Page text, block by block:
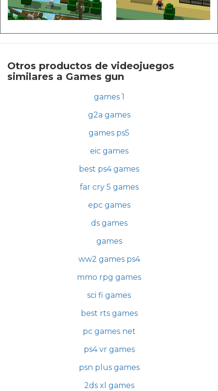
Otros productos de videojuegos
similares a Games gun
games 1
g2a games
games ps5
eic games
best ps4 games
far cry 5 games
epc games
ds games
games
ww2 games ps4
mmo rpg games
sci fi games
best rts games
pc games net
ps4 vr games
psn plus games
2ds xl games